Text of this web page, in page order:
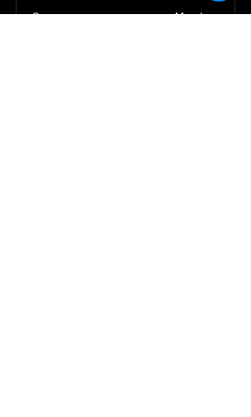
Замена масла в двигателе Mazda в